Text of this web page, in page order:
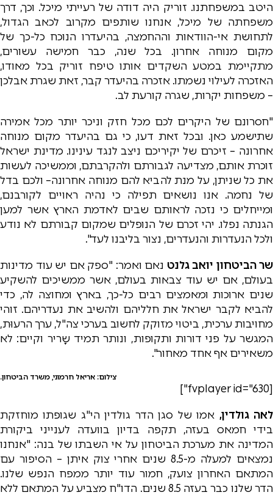
היטב במשפחתנו. זוריק היה דודה של רעייתי מיכל. וכך, דרך
משפחתה של מיכל, אנחנו שותפים מקרוב לכאב הגדול,
לתחושת אי-הוודאות וההחמצה, בהיעדרו הנוכח כל-כך של
מקום מנוחה אחרון. בכל שנה, כבר חמישה עשורים,
מתקיימת במטע השקדים אותו טיפח זוריק בכל מאודו,
האזכרה לעילוי נשמתו. אזכרה בהיעדר קבר, זאת שגרת אבלכן
– משפחות יקרות, שגרה קורעת לב.
"חסרונם של היקרים לכם מכל חזק וניכר יותר מכל אמירה
שתישמע כאן. ובכל זאת דעו, כי גם בהיעדר מקום מנוחה
אחרונה – זיכרם של יקיריכם ניצב לנגד עינינו. מדינת ישראל
זוכרת אותם, מצדיעה לגבורתם ולהקרבתם, וממשיכה לעשות
את כל שניתן, על מנת להביא להם מנוחה אחרונה– ולכם בדל
של נחמה. אנו נושאים תפילה כי נהיה ראויים לקורבנם,
ומייחלים כי נזכה לראותם שבים לאדמת הארץ אשר למען
הגנתה נפלו. יהי זכרם של הנופלים שמקום קבורתם לא נודע
ולכל הנעדרות והנעדרים, נצור בליבנו לעד".
שר הביטחון יואב גלנט נאם ואמר: "ספק אם יש עוד מדינות
בעולם, אם יש עוד צבאות בעולם, אשר ממשיכים להשקיע
שנים ארוכות ומאמצים רבים כל-כך, בארץ ומחוצה לה, כדי
להביא לקבר ישראל את חלליהם ולהשיב את נעדריהם. זוהי
מחויבות ערכית, ביטוי מזוקק לחשוב בערכי צה"ל, ערך הרעוּת,
המגשר על פני דורות ותקופות, ונותר תמיד שָריר וקיים: לא
משאירים אף אחד מאחור".
צילום: אריאל חרמוני, משרד הביטחון.
[fvplayer id="630"]
לאה גולדין, אמו של סגן הדר גולדין הי"ג שגופתו מוחזקת
בידי חמאס בעזה, תקפה בדיון בוועדה לענייני ביקורת
המדינה את מערכת הביטחון על אי השבתו של בנה: "אנחנו
נמצאים למעלה מ-8.5 שנים אחרי צוק איתן – הסיפור עם
המתאם האחרון צועק, חמור עוד יותר ממפח הנפש שלנו.
הדר שלנו כבר בעזה 8.5 שנים. הדו"ח מצביע על המתאם ללא